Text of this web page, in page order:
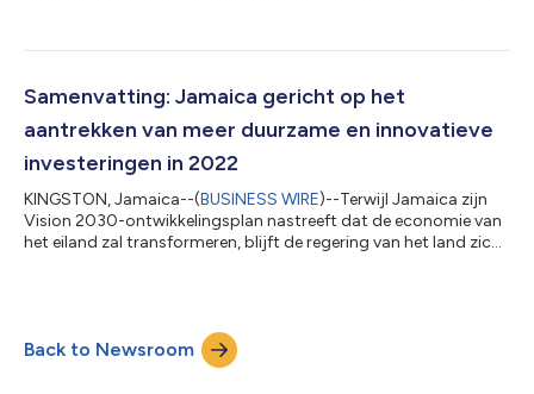
nationaal investeringsbeleid goedgekeurd dat een reeks
buitenlanders gemakkelijker maken om in Jamaica te investeren.
Ministeries en aanverwante instanties zullen...
Samenvatting: Jamaica gericht op het
aantrekken van meer duurzame en innovatieve
investeringen in 2022
KINGSTON, Jamaica--(BUSINESS WIRE)--Terwijl Jamaica zijn
Vision 2030-ontwikkelingsplan nastreeft dat de economie van
het eiland zal transformeren, blijft de regering van het land zich
opleveren, maar zullen ook duurzaam zijn, nieuwe wegen creëren
voor ontwikkeling in gemeenschappen, dorpen en steden, en
Back to Newsroom